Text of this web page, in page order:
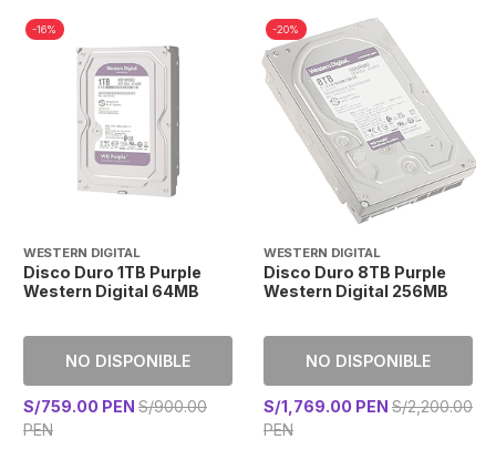
-16%
WESTERN DIGITAL
Disco Duro 1TB Purple
Western Digital 64MB
NO DISPONIBLE
S/759.00 PEN S/900.00
PEN
-20%
WESTERN DIGITAL
Disco Duro 8TB Purple
Western Digital 256MB
NO DISPONIBLE
S/1,769.00 PEN S/2,200.00
PEN